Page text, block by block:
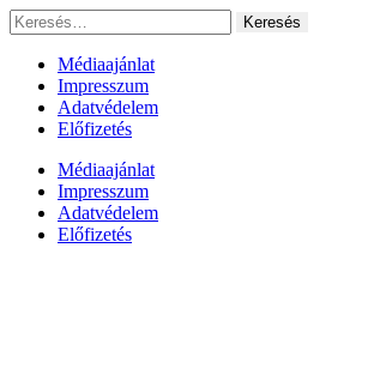
Ugrás
a
tartalomhoz
Keresés:
Médiaajánlat
Impresszum
Adatvédelem
Előfizetés
Médiaajánlat
Impresszum
Adatvédelem
Előfizetés